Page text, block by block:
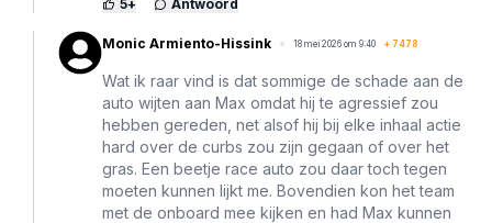
5+ Antwoord
Monic Armiento-Hissink 18 mei 2026 om 9:40 + 7478
Wat ik raar vind is dat sommige de schade aan de
auto wijten aan Max omdat hij te agressief zou
hebben gereden, net alsof hij bij elke inhaal actie
hard over de curbs zou zijn gegaan of over het
gras. Een beetje race auto zou daar toch tegen
moeten kunnen lijkt me. Bovendien kon het team
met de onboard mee kijken en had Max kunnen